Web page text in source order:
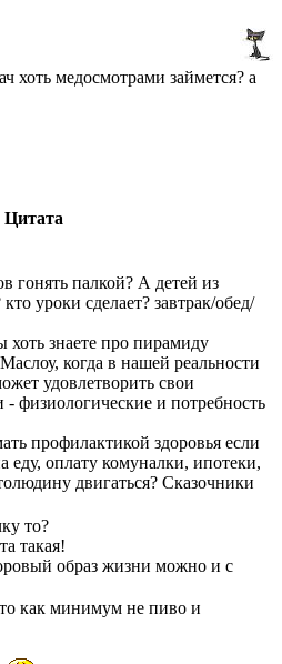
хоть медосмотрами займется? а
Цитата
гонять палкой? А детей из
уроки сделает? завтрак/обед/
знаете про пирамиду
когда в нашей реальности
удовлетворить свои
физиологические и потребность
профилактикой здоровья если
еду, оплату комуналки, ипотеки,
двигаться? Сказочники
то?
такая!
образ жизни можно и с
как минимум не пиво и